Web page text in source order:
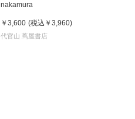
nakamura
￥3,600 (税込 ￥3,960)
代官山 蔦屋書店